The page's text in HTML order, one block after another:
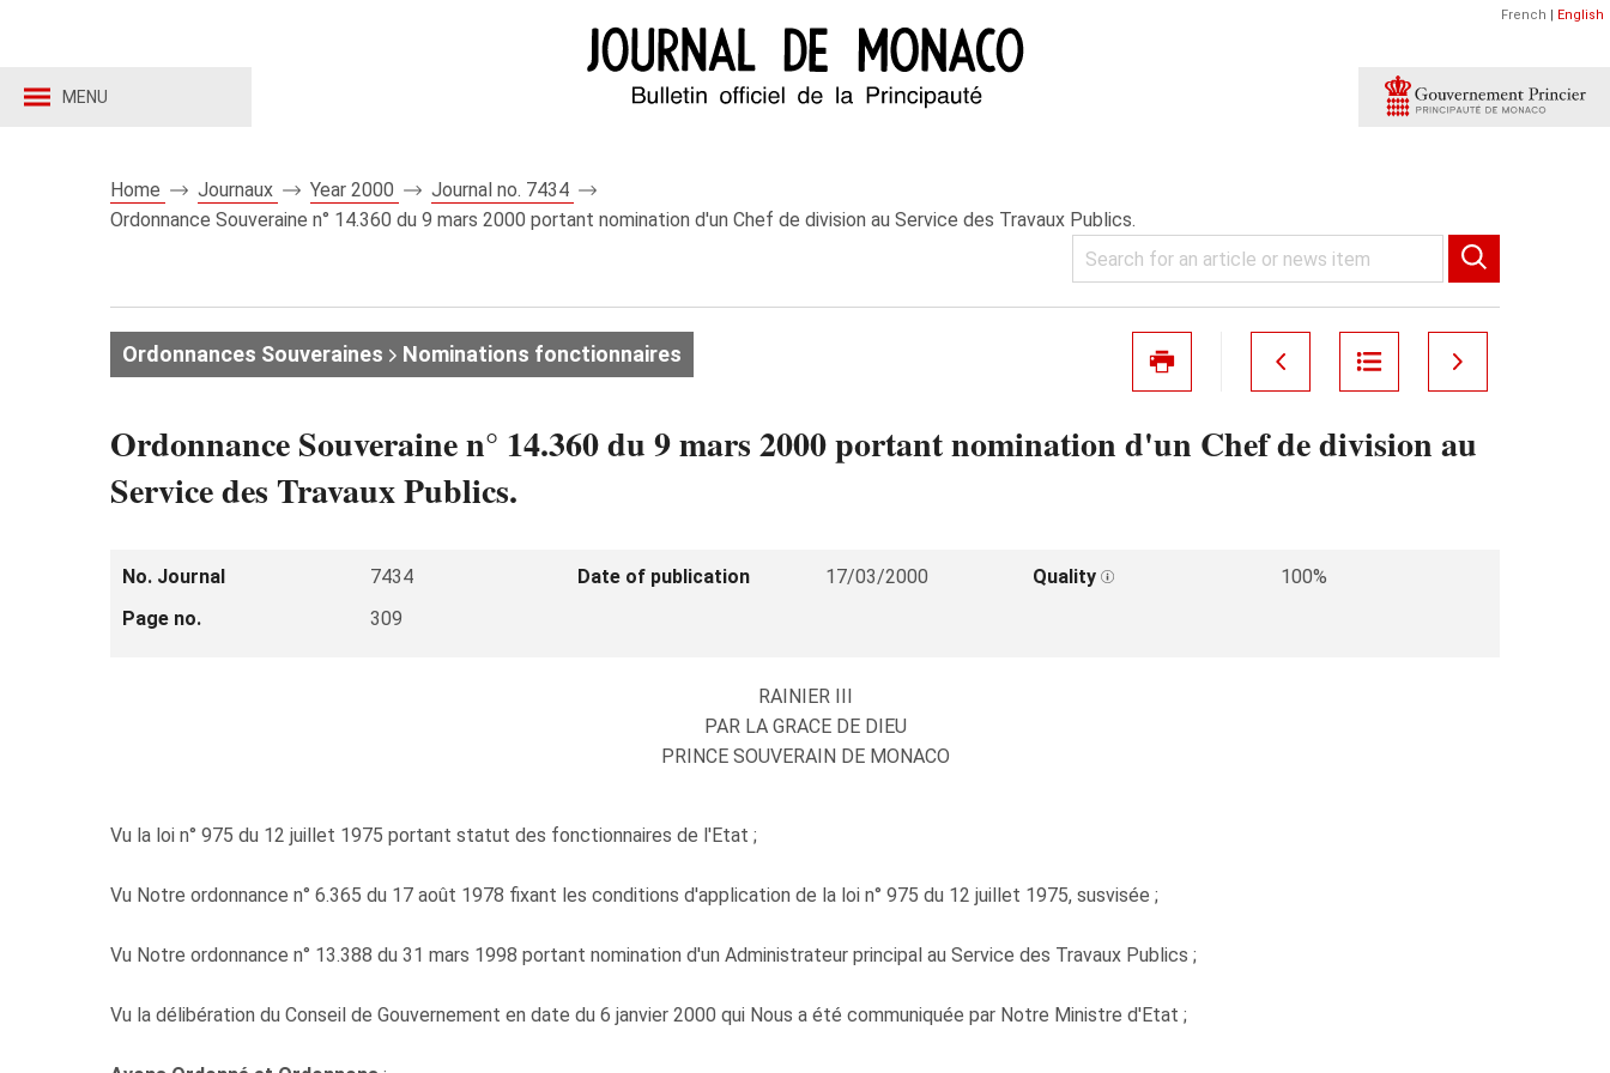
MENU
French | English
Home Journaux Year 2000
Journal no. 7434
Ordonnance Souveraine n° 14.360 du 9 mars 2000 portant nomination d'un Chef de division au Service des Travaux Publics.
Ordonnances Souveraines Nominations fonctionnaires
Ordonnance Souveraine n° 14.360 du 9 mars 2000 portant nomination d'un Chef de division au
Service des Travaux Publics.
No. Journal 7434 Date of publication 17/03/2000 Quality
100%
Page no.
309
RAINIER III
PAR LA GRACE DE DIEU
PRINCE SOUVERAIN DE MONACO
Vu la loi n° 975 du 12 juillet 1975 portant statut des fonctionnaires de l'Etat ;
Vu Notre ordonnance n° 6.365 du 17 août 1978 fixant les conditions d'application de la loi n° 975 du 12 juillet 1975, susvisée ;
Vu Notre ordonnance n° 13.388 du 31 mars 1998 portant nomination d'un Administrateur principal au Service des Travaux Publics ;
Vu la délibération du Conseil de Gouvernement en date du 6 janvier 2000 qui Nous a été communiquée par Notre Ministre d'Etat ;